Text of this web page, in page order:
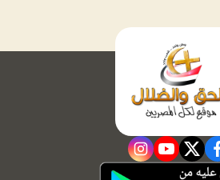
facebook
twitter
youtube
instagram